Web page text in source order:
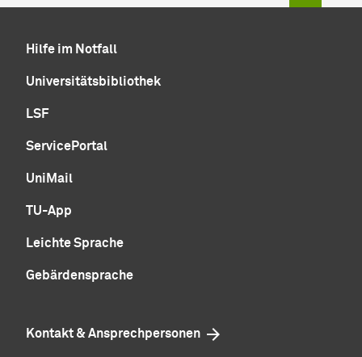
Hilfe im Notfall
Universitätsbibliothek
LSF
ServicePortal
UniMail
TU-App
Leichte Sprache
Gebärdensprache
Kontakt & Ansprechpersonen